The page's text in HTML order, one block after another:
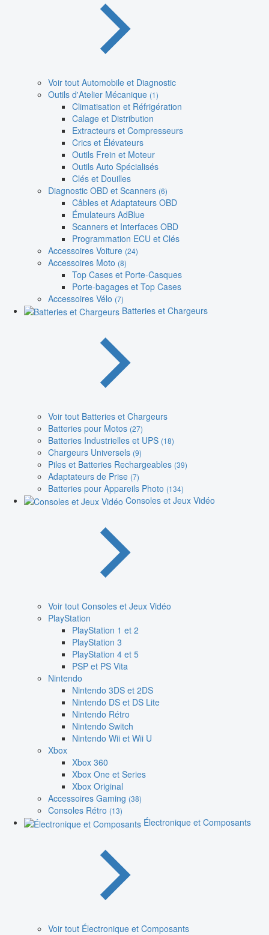
Voir tout Automobile et Diagnostic
Outils d'Atelier Mécanique (1)
Climatisation et Réfrigération
Calage et Distribution
Extracteurs et Compresseurs
Crics et Élévateurs
Outils Frein et Moteur
Outils Auto Spécialisés
Clés et Douilles
Diagnostic OBD et Scanners (6)
Câbles et Adaptateurs OBD
Émulateurs AdBlue
Scanners et Interfaces OBD
Programmation ECU et Clés
Accessoires Voiture (24)
Accessoires Moto (8)
Top Cases et Porte-Casques
Porte-bagages et Top Cases
Accessoires Vélo (7)
Batteries et Chargeurs
Voir tout Batteries et Chargeurs
Batteries pour Motos (27)
Batteries Industrielles et UPS (18)
Chargeurs Universels (9)
Piles et Batteries Rechargeables (39)
Adaptateurs de Prise (7)
Batteries pour Appareils Photo (134)
Consoles et Jeux Vidéo
Voir tout Consoles et Jeux Vidéo
PlayStation
PlayStation 1 et 2
PlayStation 3
PlayStation 4 et 5
PSP et PS Vita
Nintendo
Nintendo 3DS et 2DS
Nintendo DS et DS Lite
Nintendo Rétro
Nintendo Switch
Nintendo Wii et Wii U
Xbox
Xbox 360
Xbox One et Series
Xbox Original
Accessoires Gaming (38)
Consoles Rétro (13)
Électronique et Composants
Voir tout Électronique et Composants